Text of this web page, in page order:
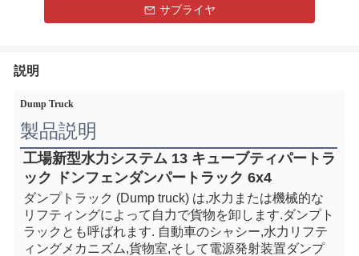
サプライヤ
説明
Dump Truck
製品説明
工場新型水力システム 13 キューブティパートラ
ック ドンフェンダンパートラック 6x4
ダンプトラック (Dump truck) は,水力または機械的な
リフティングによって自力で貨物を卸します.ダンプト
ラックとも呼ばれます. 自動車のシャシー,水力リフテ
ィングメカニズム,貨物室,そして電源発射装置ダンプ